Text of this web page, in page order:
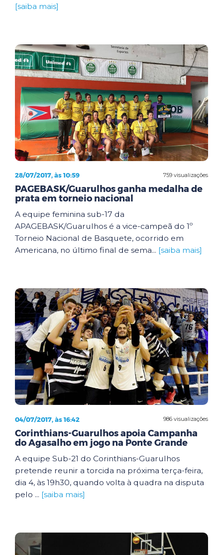
[saiba mais]
759 visualizações
28/07/2017, às 10:59
PAGEBASK/Guarulhos ganha medalha de
prata em torneio nacional
A equipe feminina sub-17 da
APAGEBASK/Guarulhos é a vice-campeã do 1º
Torneio Nacional de Basquete, ocorrido em
Americana, no último final de sema... [saiba mais]
986 visualizações
04/07/2017, às 16:42
Corinthians-Guarulhos apoia Campanha
do Agasalho em jogo na Ponte Grande
A equipe Sub-21 do Corinthians-Guarulhos
pretende reunir a torcida na próxima terça-feira,
dia 4, às 19h30, quando volta à quadra na disputa
pelo ... [saiba mais]